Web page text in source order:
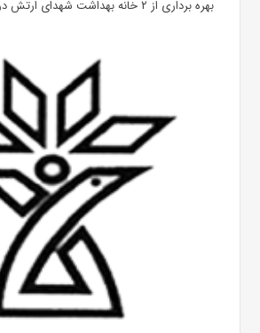
بهره ‌برداری از ۲ خانه بهداشت شهدای ارتش در چهارمحال و بختیاری